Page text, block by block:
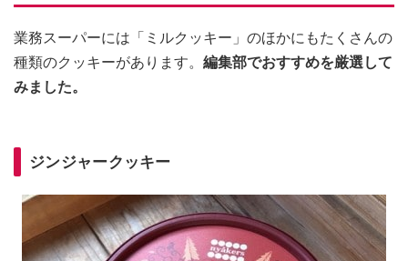
業務スーパーには「ミルクッキー」のほかにもたくさんの
種類のクッキーがあります。 編集部でおすすめを厳選して
みました。
ジンジャークッキー